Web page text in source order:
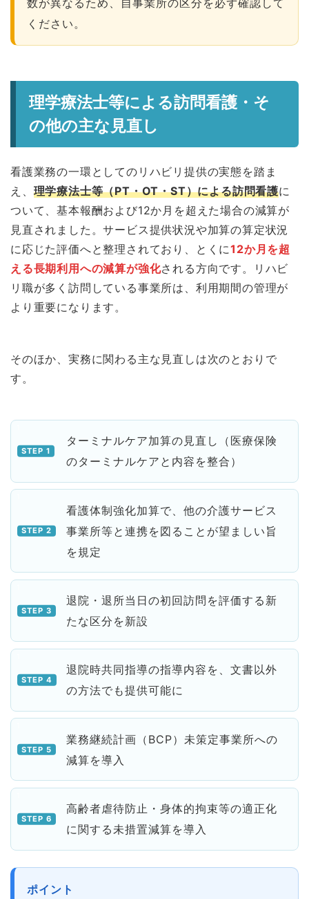
数が異なるため、自事業所の区分を必ず確認して
ください。
理学療法士等による訪問看護・そ
の他の主な見直し
看護業務の一環としてのリハビリ提供の実態を踏ま
え、 理学療法士等（PT・OT・ST）による訪問看護に
ついて、基本報酬および12か月を超えた場合の減算が
見直されました。サービス提供状況や加算の算定状況
に応じた評価へと整理されており、とくに12か月を超
える長期利用への減算が強化される方向です。リハビ
リ職が多く訪問している事業所は、利用期間の管理が
より重要になります。
そのほか、実務に関わる主な見直しは次のとおりで
す。
ターミナルケア加算の見直し（医療保険
のターミナルケアと内容を整合）
看護体制強化加算で、他の介護サービス
事業所等と連携を図ることが望ましい旨
を規定
退院・退所当日の初回訪問を評価する新
たな区分を新設
退院時共同指導の指導内容を、文書以外
の方法でも提供可能に
業務継続計画（BCP）未策定事業所への
減算を導入
高齢者虐待防止・身体的拘束等の適正化
に関する未措置減算を導入
ポイント